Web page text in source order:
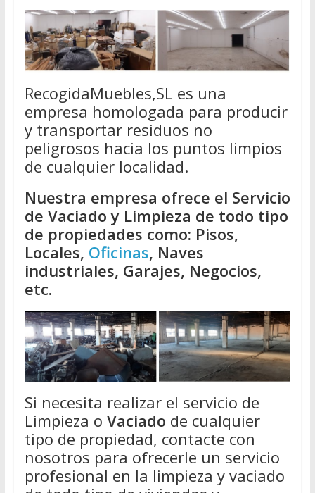
RecogidaMuebles,SL es una
empresa homologada para producir
y transportar residuos no
peligrosos hacia los puntos limpios
de cualquier localidad.
Nuestra empresa ofrece el Servicio
de Vaciado y Limpieza de todo tipo
de propiedades como: Pisos,
Locales, Oficinas, Naves
industriales, Garajes, Negocios,
etc.
Si necesita realizar el servicio de
Limpieza o Vaciado de cualquier
tipo de propiedad, contacte con
nosotros para ofrecerle un servicio
profesional en la limpieza y vaciado